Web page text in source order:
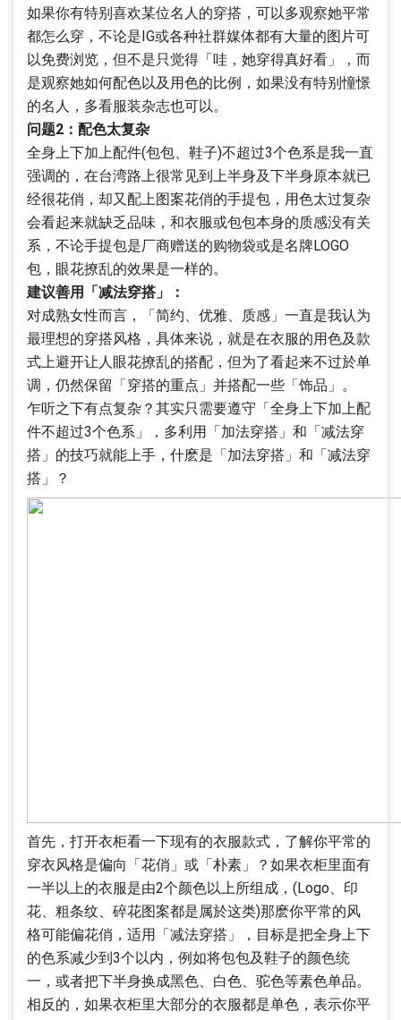
如果你有特别喜欢某位名人的穿搭，可以多观察她平常
都怎么穿，不论是IG或各种社群媒体都有大量的图片可
以免费浏览，但不是只觉得「哇，她穿得真好看」，而
是观察她如何配色以及用色的比例，如果没有特别憧憬
的名人，多看服装杂志也可以。
问题2：配色太复杂
全身上下加上配件(包包、鞋子)不超过3个色系是我一直
强调的，在台湾路上很常见到上半身及下半身原本就已
经很花俏，却又配上图案花俏的手提包，用色太过复杂
会看起来就缺乏品味，和衣服或包包本身的质感没有关
系，不论手提包是厂商赠送的购物袋或是名牌LOGO
包，眼花撩乱的效果是一样的。
建议善用「减法穿搭」：
对成熟女性而言，「简约、优雅、质感」一直是我认为
最理想的穿搭风格，具体来说，就是在衣服的用色及款
式上避开让人眼花撩乱的搭配，但为了看起来不过於单
调，仍然保留「穿搭的重点」并搭配一些「饰品」。
乍听之下有点复杂？其实只需要遵守「全身上下加上配
件不超过3个色系」，多利用「加法穿搭」和「减法穿
搭」的技巧就能上手，什麽是「加法穿搭」和「减法穿
搭」？
首先，打开衣柜看一下现有的衣服款式，了解你平常的
穿衣风格是偏向「花俏」或「朴素」？如果衣柜里面有
一半以上的衣服是由2个颜色以上所组成，(Logo、印
花、粗条纹、碎花图案都是属於这类)那麽你平常的风
格可能偏花俏，适用「减法穿搭」，目标是把全身上下
的色系减少到3个以内，例如将包包及鞋子的颜色统
一，或者把下半身换成黑色、白色、驼色等素色单品。
相反的，如果衣柜里大部分的衣服都是单色，表示你平